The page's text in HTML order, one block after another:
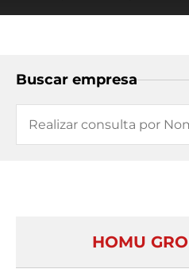
Buscar empresa
HOMU